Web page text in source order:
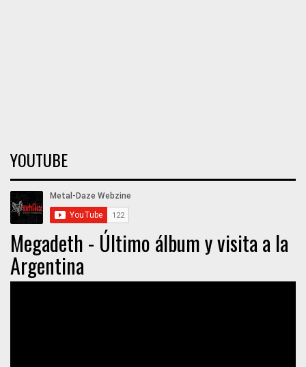
YOUTUBE
Megadeth - Último álbum y visita a la
Argentina